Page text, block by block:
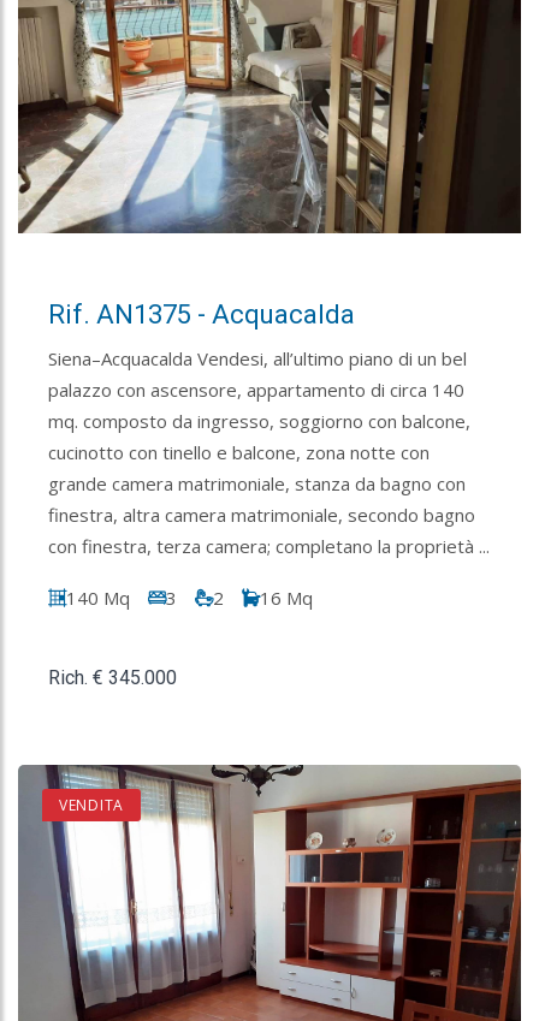
Rif. AN1375 - Acquacalda
Siena–Acquacalda Vendesi, all’ultimo piano di un bel
palazzo con ascensore, appartamento di circa 140
mq. composto da ingresso, soggiorno con balcone,
cucinotto con tinello e balcone, zona notte con
grande camera matrimoniale, stanza da bagno con
finestra, altra camera matrimoniale, secondo bagno
con finestra, terza camera; completano la proprietà ...
140 Mq 3 2 16 Mq
Rich. € 345.000
VENDITA